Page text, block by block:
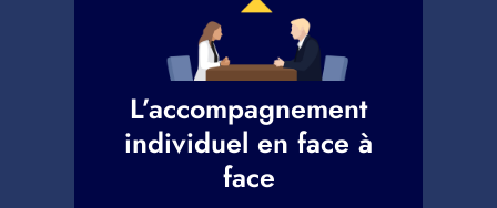
L’accompagnement
individuel en face à
face